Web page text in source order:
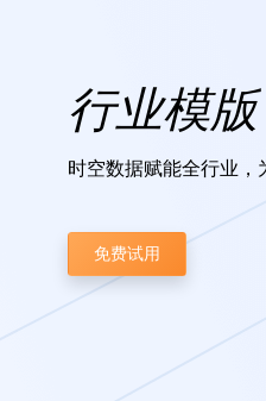
行业模版
时空数据赋能全行业，
免费试用